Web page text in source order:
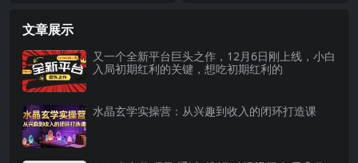
文章展示
又一个全新平台巨头之作，12月6日刚上线，小白
入局初期红利的关键，想吃初期红利的
水晶玄学实操营：从兴趣到收入的闭环打造课